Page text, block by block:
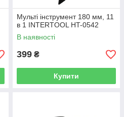
Мульті інструмент 180 мм, 11
в 1 INTERTOOL HT-0542
В наявності
399 ₴
Купити